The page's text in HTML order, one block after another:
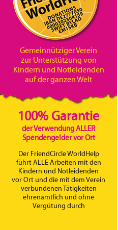
Gemeinnütziger Verein
zur Unterstützung von
Kindern und Notleidenden
auf der ganzen Welt
100% Garantie
der Verwendung ALLER
Spendengelder vor Ort
Der FriendCircle WorldHelp
führt ALLE Arbeiten mit den
Kindern und Notleidenden
vor Ort und die mit dem Verein
verbundenen Tätigkeiten
ehrenamtlich und ohne
Vergütung durch